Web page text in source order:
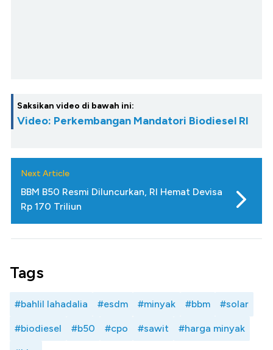
Saksikan video di bawah ini:
Video: Perkembangan Mandatori Biodiesel RI
Next Article
BBM B50 Resmi Diluncurkan, RI Hemat Devisa
Rp 170 Triliun
Tags
#bahlil lahadalia #esdm #minyak #bbm #solar
#biodiesel #b50 #cpo #sawit #harga minyak